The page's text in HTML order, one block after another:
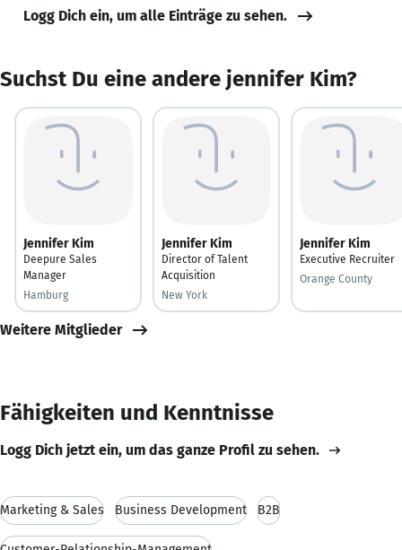
Logg Dich ein, um alle Einträge zu sehen.
Suchst Du eine andere jennifer Kim?
Jennifer Kim
Deepure Sales
Manager
Hamburg
Jennifer Kim
Director of Talent
Acquisition
New York
Jennifer Kim
Executive Recruiter
Orange County
Weitere Mitglieder
Fähigkeiten und Kenntnisse
Logg Dich jetzt ein, um das ganze Profil zu sehen.
Marketing & Sales Business Development B2B